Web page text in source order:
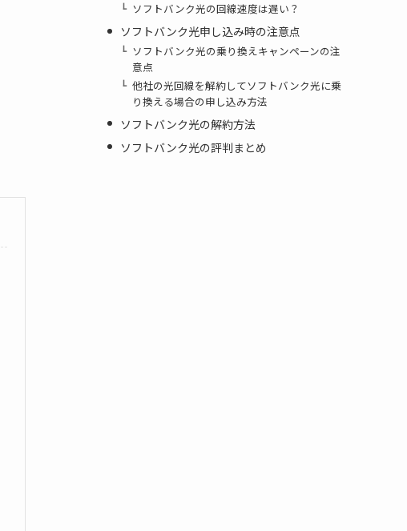
ソフトバンク光の回線速度は遅い？
ソフトバンク光申し込み時の注意点
ソフトバンク光の乗り換えキャンペーンの注
意点
他社の光回線を解約してソフトバンク光に乗
り換える場合の申し込み方法
ソフトバンク光の解約方法
ソフトバンク光の評判まとめ